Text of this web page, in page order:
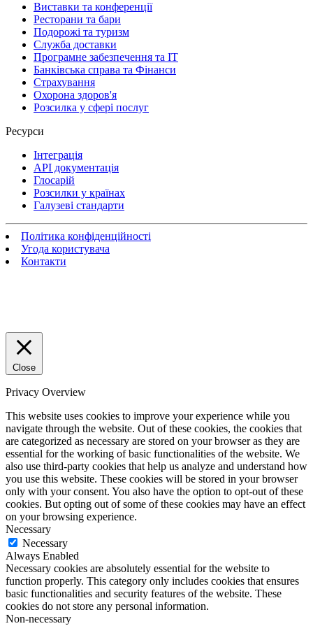
Виставки та конференції
Ресторани та бари
Подорожі та туризм
Служба доставки
Програмне забезпечення та IT
Банківська справа та Фінанси
Страхування
Охорона здоров'я
Розсилка у сфері послуг
Ресурси
Інтеграція
API документація
Глосарій
Розсилки у країнах
Галузеві стандарти
Політика конфіденційності
Угода користувача
Контакти
Close
Privacy Overview
This website uses cookies to improve your experience while you
navigate through the website. Out of these cookies, the cookies that
are categorized as necessary are stored on your browser as they are
essential for the working of basic functionalities of the website. We
also use third-party cookies that help us analyze and understand how
you use this website. These cookies will be stored in your browser
only with your consent. You also have the option to opt-out of these
cookies. But opting out of some of these cookies may have an effect
on your browsing experience.
Necessary
Necessary
Always Enabled
Necessary cookies are absolutely essential for the website to
function properly. This category only includes cookies that ensures
basic functionalities and security features of the website. These
cookies do not store any personal information.
Non-necessary